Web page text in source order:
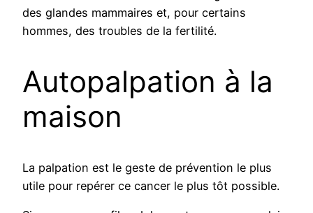
des glandes mammaires et, pour certains
hommes, des troubles de la fertilité.
Autopalpation à la
maison
La palpation est le geste de prévention le plus
utile pour repérer ce cancer le plus tôt possible.